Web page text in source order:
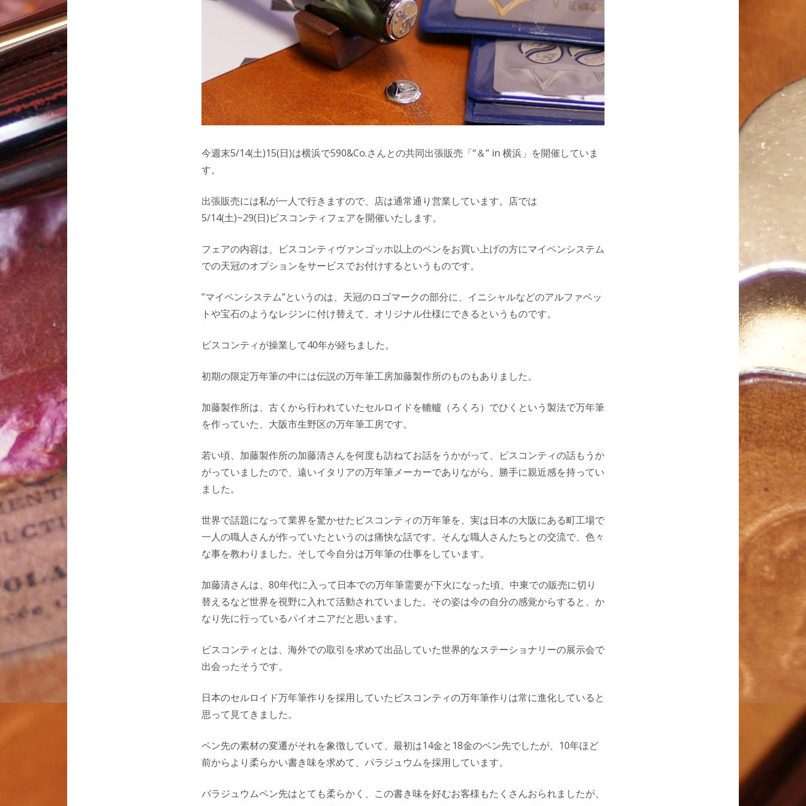
今週末5/14(土)15(日)は横浜で590&Co.さんとの共同出張販売「“＆” in 横浜」を開催していま
す。
出張販売には私が一人で行きますので、店は通常通り営業しています。店では
5/14(土)~29(日)ビスコンティフェアを開催いたします。
フェアの内容は、ビスコンティヴァンゴッホ以上のペンをお買い上げの方にマイペンシステム
での天冠のオプションをサービスでお付けするというものです。
”マイペンシステム”というのは、天冠のロゴマークの部分に、イニシャルなどのアルファベッ
トや宝石のようなレジンに付け替えて、オリジナル仕様にできるというものです。
ビスコンティが操業して40年が経ちました。
初期の限定万年筆の中には伝説の万年筆工房加藤製作所のものもありました。
加藤製作所は、古くから行われていたセルロイドを轆轤（ろくろ）でひくという製法で万年筆
を作っていた、大阪市生野区の万年筆工房です。
若い頃、加藤製作所の加藤清さんを何度も訪ねてお話をうかがって、ビスコンティの話もうか
がっていましたので、遠いイタリアの万年筆メーカーでありながら、勝手に親近感を持ってい
ました。
世界で話題になって業界を驚かせたビスコンティの万年筆を、実は日本の大阪にある町工場で
一人の職人さんが作っていたというのは痛快な話です。そんな職人さんたちとの交流で、色々
な事を教わりました。そして今自分は万年筆の仕事をしています。
加藤清さんは、80年代に入って日本での万年筆需要が下火になった頃、中東での販売に切り
替えるなど世界を視野に入れて活動されていました。その姿は今の自分の感覚からすると、か
なり先に行っているパイオニアだと思います。
ビスコンティとは、海外での取引を求めて出品していた世界的なステーショナリーの展示会で
出会ったそうです。
日本のセルロイド万年筆作りを採用していたビスコンティの万年筆作りは常に進化していると
思って見てきました。
ペン先の素材の変遷がそれを象徴していて、最初は14金と18金のペン先でしたが、10年ほど
前からより柔らかい書き味を求めて、パラジュウムを採用しています。
パラジュウムペン先はとても柔らかく、この書き味を好むお客様もたくさんおられましたが、